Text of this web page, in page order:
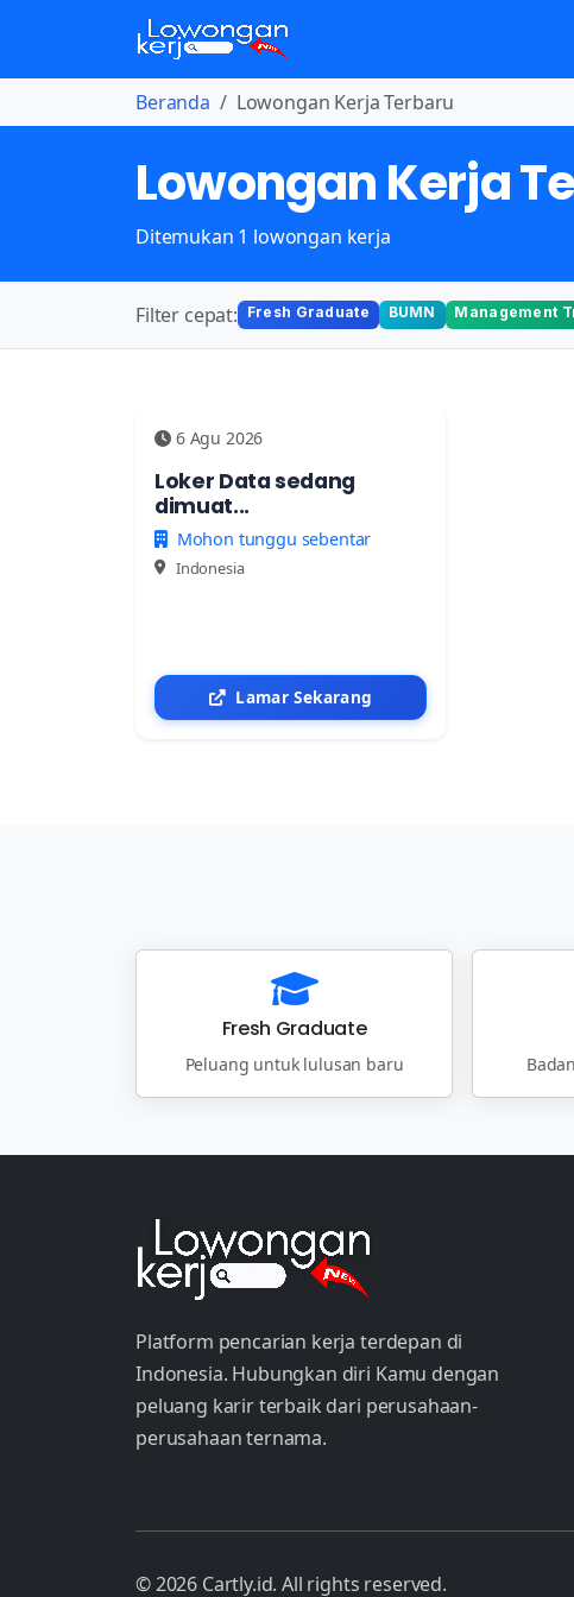
Beranda Lowongan Kerja Terbaru
Lowongan Kerja
Ditemukan 1 lowongan kerja
Filter cepat: Fresh Graduate BUMN Management
6 Agu 2026
Loker Data sedang
dimuat...
Mohon tunggu sebentar
Indonesia
Lamar Sekarang
Fresh Graduate
Peluang untuk lulusan baru
Platform pencarian kerja terdepan di
Indonesia. Hubungkan diri Kamu dengan
peluang karir terbaik dari perusahaan-
perusahaan ternama.
© 2026 Cartly.id. All rights reserved.